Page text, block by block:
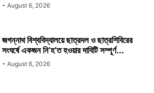
- August 6, 2026
জগন্নাথ বিশ্ববিদ্যালয়ে ছাত্রদল ও ছাত্রশিবিরের
সংঘর্ষে একজন নি’হ’ত হওয়ার দাবিটি সম্পূর্ণ...
- August 6, 2026